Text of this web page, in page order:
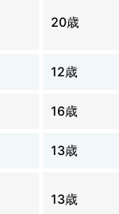
20歳
12歳
16歳
13歳
13歳